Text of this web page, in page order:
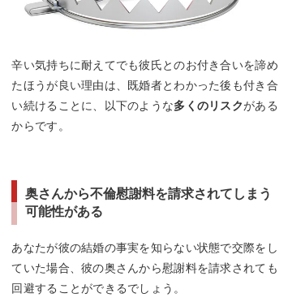
辛い気持ちに耐えてでも彼氏とのお付き合いを諦め
たほうが良い理由は、既婚者とわかった後も付き合
い続けることに、以下のような多くのリスクがある
からです。
奥さんから不倫慰謝料を請求されてしまう
可能性がある
あなたが彼の結婚の事実を知らない状態で交際をし
ていた場合、彼の奥さんから慰謝料を請求されても
回避することができるでしょう。